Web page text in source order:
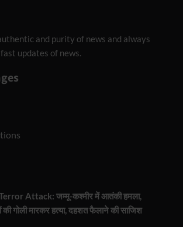
and purity of news and always
updates of news.
Attack: जम्मू-कश्मीर में आतंकी हमला,
गोली मारकर हत्या, दहशत फैलाने की साजिश